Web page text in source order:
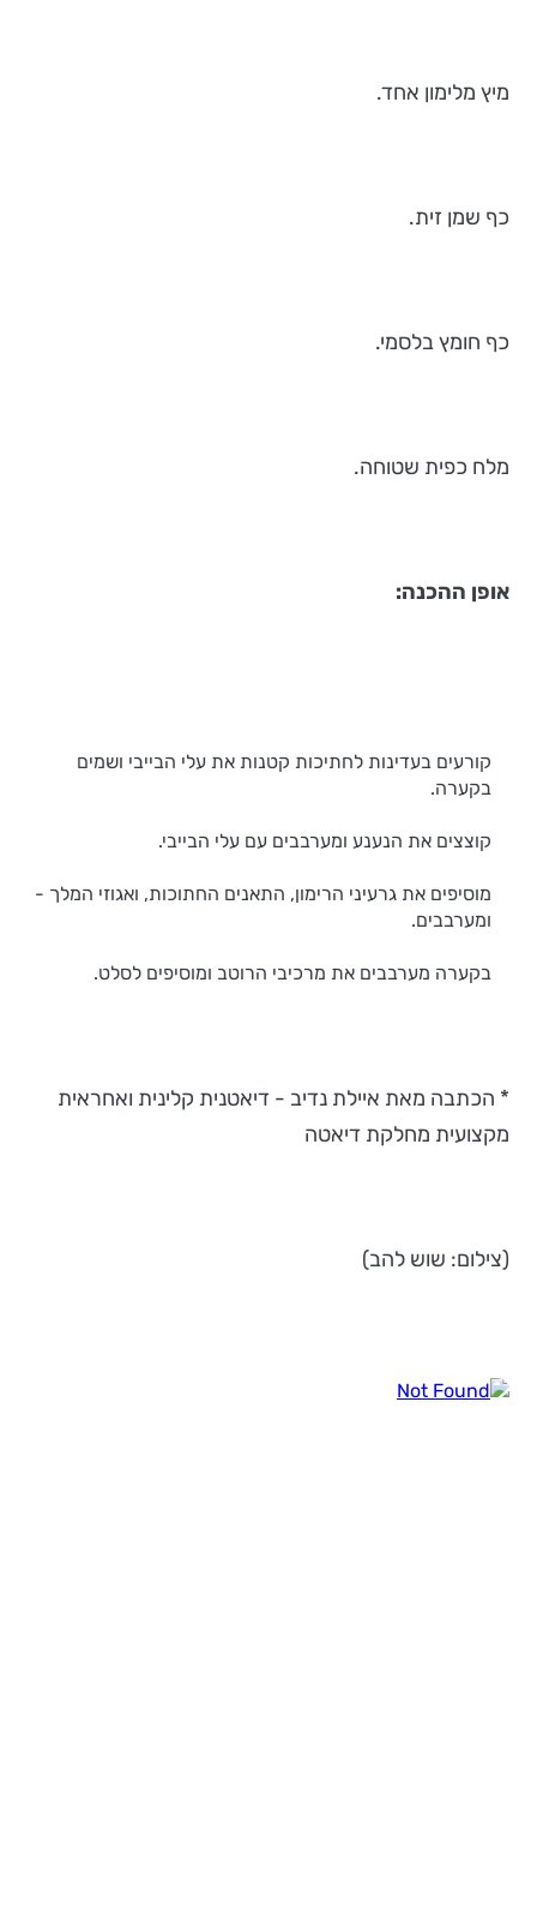
מיץ מלימון אחד.
כף שמן זית.
כף חומץ בלסמי.
מלח כפית שטוחה.
אופן ההכנה:
קורעים בעדינות לחתיכות קטנות את עלי הבייבי ושמים
בקערה.
קוצצים את הנענע ומערבבים עם עלי הבייבי.
מוסיפים את גרעיני הרימון, התאנים החתוכות, ואגוזי המלך -
ומערבבים.
בקערה מערבבים את מרכיבי הרוטב ומוסיפים לסלט.
* הכתבה מאת איילת נדיב - דיאטנית קלינית ואחראית
מקצועית מחלקת דיאטה
(צילום: שוש להב)